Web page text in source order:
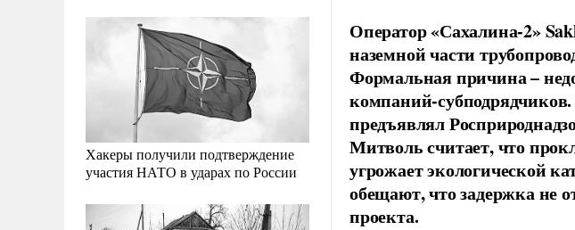
Хакеры получили подтверждение
участия НАТО в ударах по России
Оператор «Сахалина-2»
наземной части
Формальная причина –
компаний-
предъявлял
Митволь считает, что
угрожает экологической
обещают, что задержка не
проекта.